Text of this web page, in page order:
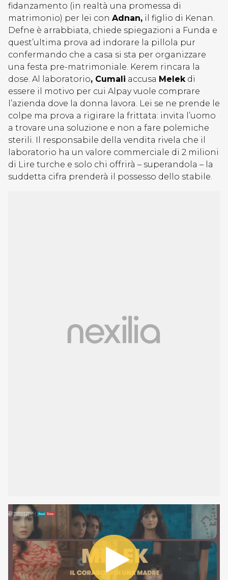
fidanzamento (in realtà una promessa di
matrimonio) per lei con Adnan, il figlio di Kenan.
Defne è arrabbiata, chiede spiegazioni a Funda e
quest’ultima prova ad indorare la pillola pur
confermando che a casa si sta per organizzare
una festa pre-matrimoniale. Kerem rincara la
dose. Al laboratorio, Cumali accusa Melekdi
essere il motivo per cui Alpay vuole comprare
l’azienda dove la donna lavora. Lei se ne prende le
colpe ma prova a rigirare la frittata: invita l’uomo
a trovare una soluzione e non a fare polemiche
sterili. Il responsabile della vendita rivela che il
laboratorio ha un valore commerciale di 2 milioni
di Lire turche e solo chi offrirà – superandola – la
suddetta cifra prenderà il possesso dello stabile.